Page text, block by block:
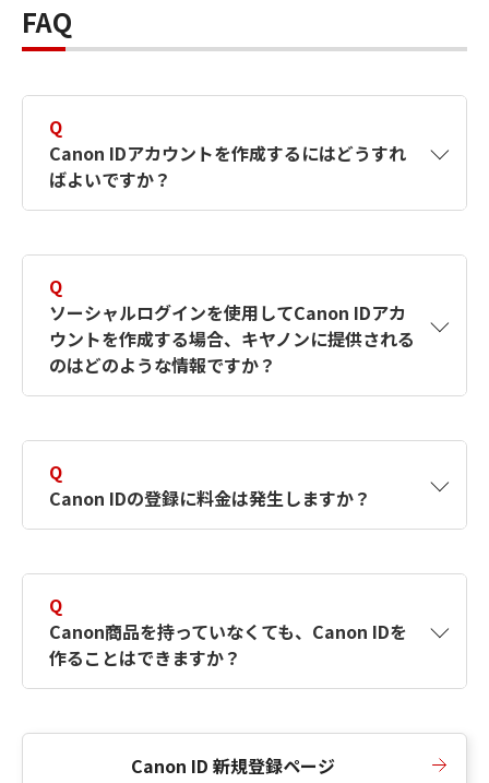
FAQ
Q
Canon IDアカウントを作成するにはどうすれ
ばよいですか？
す。詳しい作成方法は【カメラ】Canon IDとは
何ですか？Canon IDの作成方法は？をご確認く
ださい。
Q
ソーシャルログインを使用してCanon IDアカ
ウントを作成する場合、キヤノンに提供される
のはどのような情報ですか？
択したサービスから取得します。アカウントを
簡単に作成できるように、この情報を使用して
Canon IDの登録フォームを入力します。
Q
Canon IDの登録に料金は発生しますか？
Q
Canon商品を持っていなくても、Canon IDを
作ることはできますか？
Canon ID 新規登録ページ